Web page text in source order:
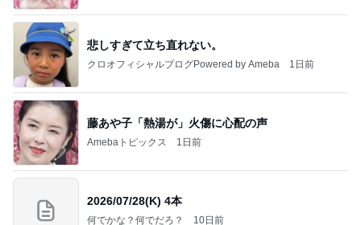
悲しすぎて立ち直れない。
クロオフィシャルブログPowered by Ameba 1日前
藤あや子「熱湯が」火傷に心配の声
Amebaトピックス 1日前
2026/07/28(K) 4本
何でかな？何でだろ？ 10日前